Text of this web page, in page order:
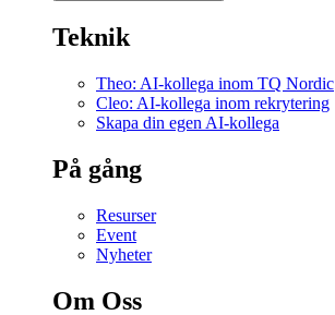
Teknik
Theo: AI-kollega inom TQ Nordic
Cleo: AI-kollega inom rekrytering
Skapa din egen AI-kollega
På gång
Resurser
Event
Nyheter
Om Oss